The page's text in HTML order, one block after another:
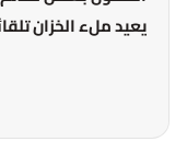
يعيد ملء الخزان